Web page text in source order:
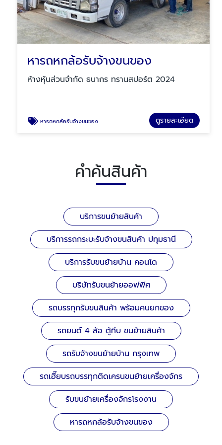
หารถหกล้อรับจ้างขนของ
ห้างหุ้นส่วนจำกัด ธนากร ทรานสปอร์ต 2024
หารถหกล้อรับจ้างขนของ ดูรายละเอียด
คำค้นสินค้า
บริการขนย้ายสินค้า
บริการรถกระบะรับจ้างขนสินค้า ปทุมธานี
บริการรับขนย้ายบ้าน คอนโด
บริษัทรับขนย้ายออฟฟิศ
รถบรรทุกรับขนสินค้า พร้อมคนยกของ
รถยนต์ 4 ล้อ ตู้ทึบ ขนย้ายสินค้า
รถรับจ้างขนย้ายบ้าน กรุงเทพ
รถเฮี๊ยบรถบรรทุกติดเครนขนย้ายเครื่องจักร
รับขนย้ายเครื่องจักรโรงงาน
หารถหกล้อรับจ้างขนของ